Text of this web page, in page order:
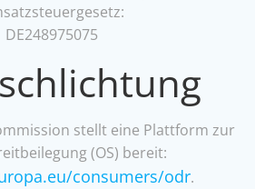
DE248975075
stellt eine Plattform zur
(OS) bereit:
consumers/odr.